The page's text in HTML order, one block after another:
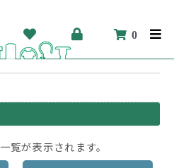
0
覧が表示されます。